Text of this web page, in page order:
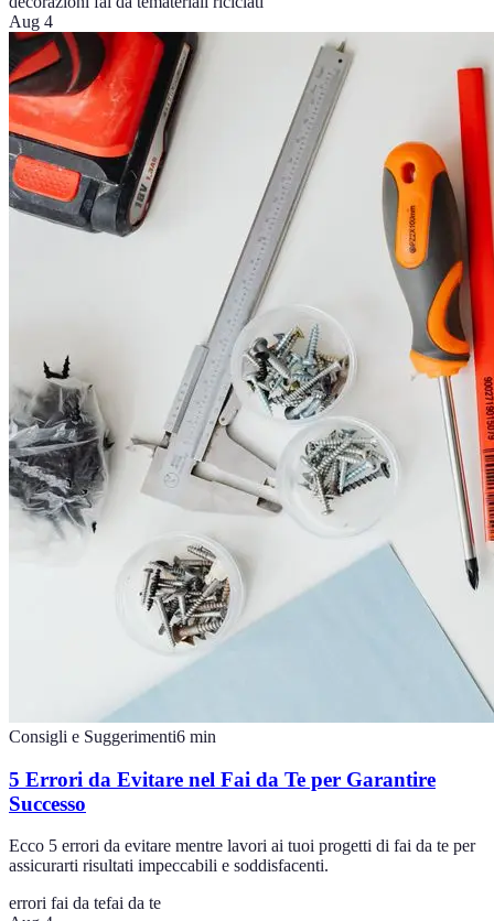
Aug 4
Consigli e Suggerimenti6 min
5 Errori da Evitare nel Fai da Te per Garantire
Successo
Ecco 5 errori da evitare mentre lavori ai tuoi progetti di fai da te per
assicurarti risultati impeccabili e soddisfacenti.
errori fai da tefai da te